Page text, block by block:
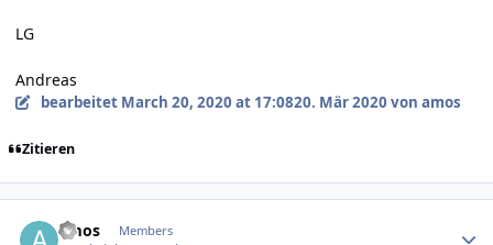
LG
Andreas
bearbeitet March 20, 2020 at 17:0820. Mär 2020 von amos
Zitieren
amos Members